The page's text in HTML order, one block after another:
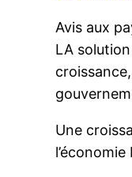
Avis aux
LA
Une
l’économie